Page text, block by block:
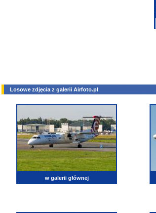
Losowe zdjęcia z galerii Airfoto.pl
w galerii głównej